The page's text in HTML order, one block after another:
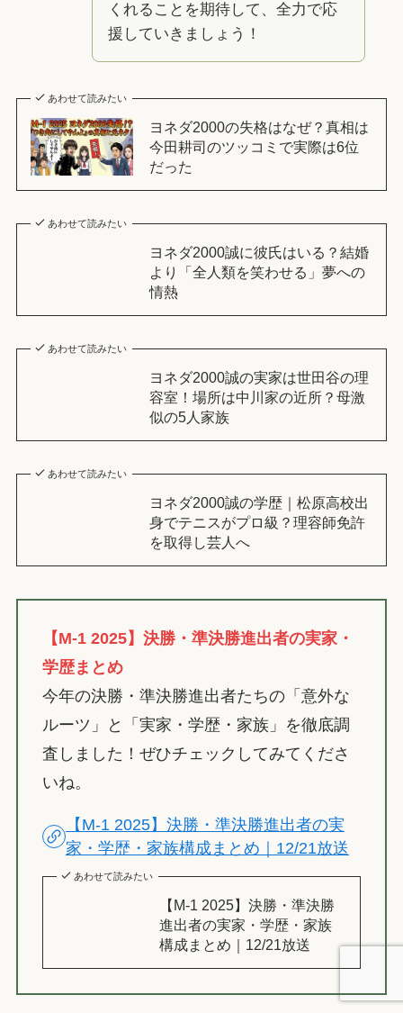
くれることを期待して、全力で応
援していきましょう！
あわせて読みたい
ヨネダ2000の失格はなぜ？真相は
今田耕司のツッコミで実際は6位
だった
あわせて読みたい
ヨネダ2000誠に彼氏はいる？結婚
より「全人類を笑わせる」夢への
情熱
あわせて読みたい
ヨネダ2000誠の実家は世田谷の理
容室！場所は中川家の近所？母激
似の5人家族
あわせて読みたい
ヨネダ2000誠の学歴｜松原高校出
身でテニスがプロ級？理容師免許
を取得し芸人へ
【M-1 2025】決勝・準決勝進出者の実家・
学歴まとめ
今年の決勝・準決勝進出者たちの「意外な
ルーツ」と「実家・学歴・家族」を徹底調
査しました！ぜひチェックしてみてくださ
いね。
【M-1 2025】決勝・準決勝進出者の実
家・学歴・家族構成まとめ｜12/21放送
あわせて読みたい
【M-1 2025】決勝・準決勝
進出者の実家・学歴・家族
構成まとめ｜12/21放送